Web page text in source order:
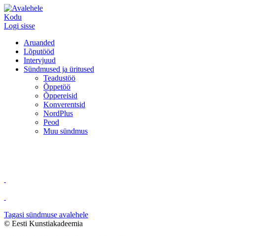
Kodu
Logi sisse
Aruanded
Lõputööd
Intervjuud
Sündmused ja üritused
Teadustöö
Õppetöö
Õppereisid
Konverentsid
NordPlus
Peod
Muu sündmus
Tagasi sündmuse avalehele
© Eesti Kunstiakadeemia